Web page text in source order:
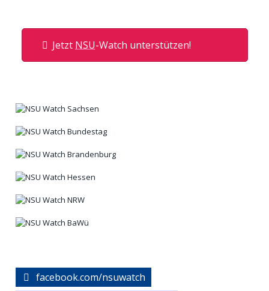
Jetzt NSU-Watch unterstützen!
facebook.com/nsuwatch